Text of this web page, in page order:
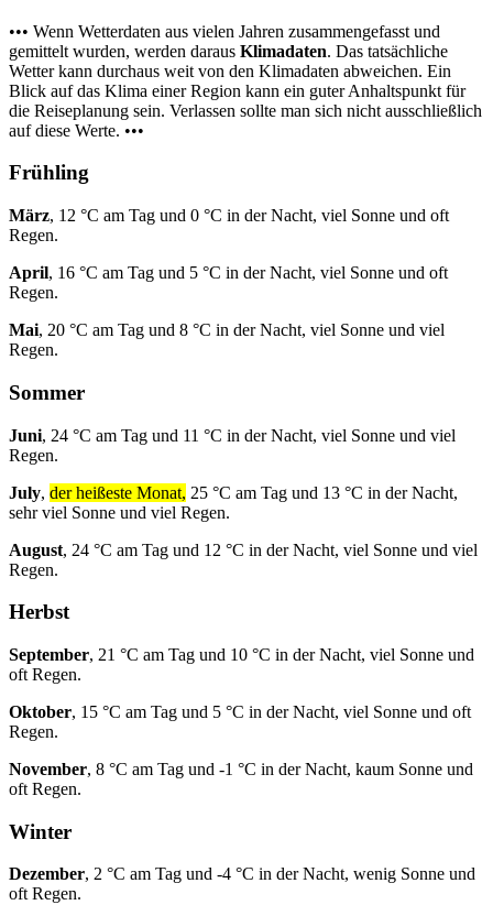
••• Wenn Wetterdaten aus vielen Jahren zusammengefasst und
gemittelt wurden, werden daraus Klimadaten. Das tatsächliche
Wetter kann durchaus weit von den Klimadaten abweichen. Ein
Blick auf das Klima einer Region kann ein guter Anhaltspunkt für
die Reiseplanung sein. Verlassen sollte man sich nicht ausschließlich
auf diese Werte. •••
Frühling
März, 12 °C am Tag und 0 °C in der Nacht, viel Sonne und oft
Regen.
April, 16 °C am Tag und 5 °C in der Nacht, viel Sonne und oft
Regen.
Mai, 20 °C am Tag und 8 °C in der Nacht, viel Sonne und viel
Regen.
Sommer
Juni, 24 °C am Tag und 11 °C in der Nacht, viel Sonne und viel
Regen.
July, der heißeste Monat, 25 °C am Tag und 13 °C in der Nacht,
sehr viel Sonne und viel Regen.
August, 24 °C am Tag und 12 °C in der Nacht, viel Sonne und viel
Regen.
Herbst
September, 21 °C am Tag und 10 °C in der Nacht, viel Sonne und
oft Regen.
Oktober, 15 °C am Tag und 5 °C in der Nacht, viel Sonne und oft
Regen.
November, 8 °C am Tag und -1 °C in der Nacht, kaum Sonne und
oft Regen.
Winter
Dezember, 2 °C am Tag und -4 °C in der Nacht, wenig Sonne und
oft Regen.